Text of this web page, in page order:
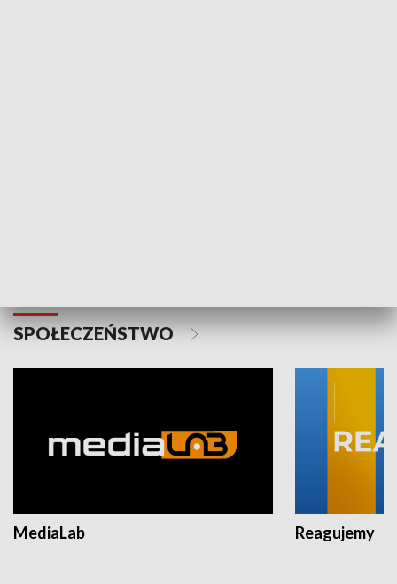
SPOŁECZEŃSTWO
MediaLab Reagujemy